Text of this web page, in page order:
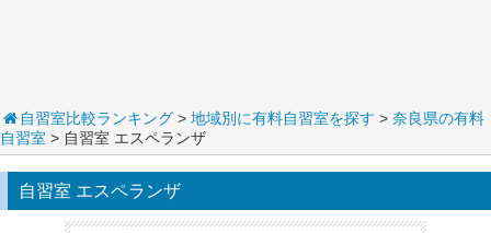
自習室比較ランキング > 地域別に有料自習室を探す > 奈良県の有料
自習室 > 自習室 エスペランザ
自習室 エスペランザ